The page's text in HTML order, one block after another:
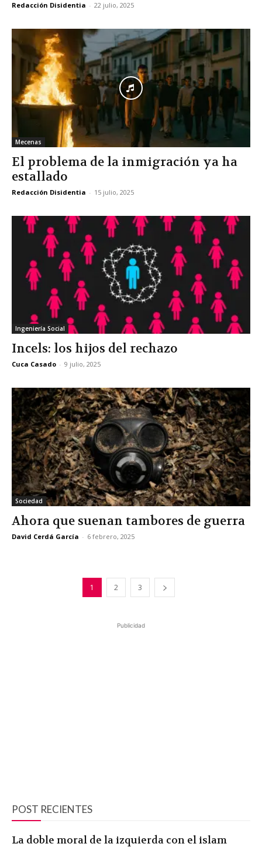
Redacción Disidentia - 22 julio, 2025
Mecenas
El problema de la inmigración ya ha
estallado
Redacción Disidentia - 15 julio, 2025
Ingeniería Social
Incels: los hijos del rechazo
Cuca Casado - 9 julio, 2025
Sociedad
Ahora que suenan tambores de guerra
David Cerdá García - 6 febrero, 2025
1 2 3
Publicidad
POST RECIENTES
La doble moral de la izquierda con el islam